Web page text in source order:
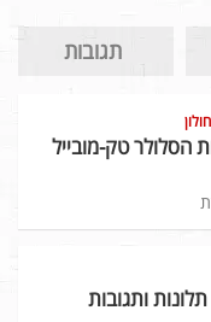
תגובות
הסלולר טק-מובייל
ותגובות